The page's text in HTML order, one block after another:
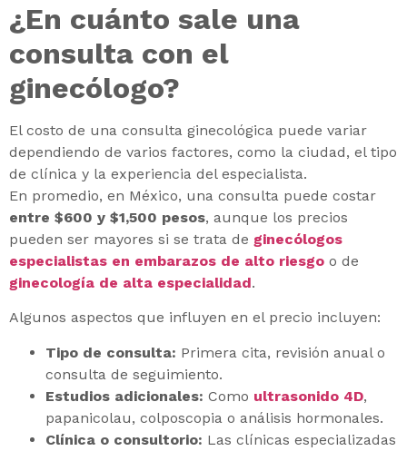
¿En cuánto sale una
consulta con el
ginecólogo?
El costo de una consulta ginecológica puede variar
dependiendo de varios factores, como la ciudad, el tipo
de clínica y la experiencia del especialista.
En promedio, en México, una consulta puede costar
entre $600 y $1,500 pesos, aunque los precios
pueden ser mayores si se trata de ginecólogos
especialistas en embarazos de alto riesgo o de
ginecología de alta especialidad.
Algunos aspectos que influyen en el precio incluyen:
Tipo de consulta: Primera cita, revisión anual o
consulta de seguimiento.
Estudios adicionales: Como ultrasonido 4D,
papanicolau, colposcopia o análisis hormonales.
Clínica o consultorio: Las clínicas especializadas